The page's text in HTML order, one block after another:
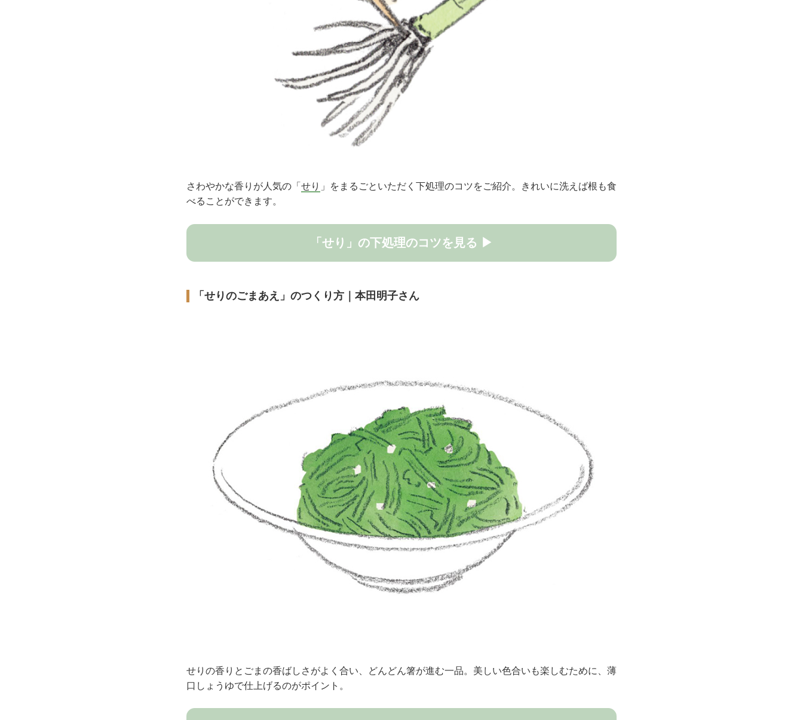
さわやかな香りが人気の「 せり 」をまるごといただく下処理のコツをご紹介。きれいに洗えば根も食
べることができます。
「せり」の下処理のコツを見る ▶
「せりのごまあえ」のつくり方｜本田明子さん
せりの香りとごまの香ばしさがよく合い、どんどん箸が進む一品。美しい色合いも楽しむために、薄
口しょうゆで仕上げるのがポイント。